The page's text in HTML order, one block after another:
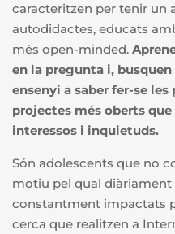
caracteritzen per tenir un
autodidactes, educats
més open-minded.
en la pregunta i,
ensenyi a saber fer-se
projectes més oberts
interessos i inquietuds.
Són adolescents que no
motiu pel qual
constantment impactats
cerca que realitzen a